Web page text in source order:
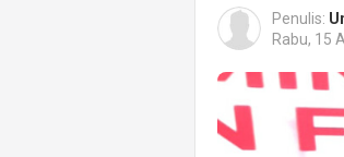
Penulis:
Rabu, 15